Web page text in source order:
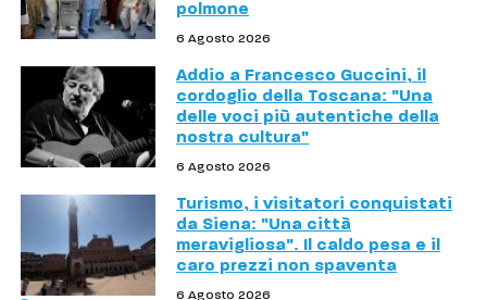
polmone
6 Agosto 2026
Addio a Francesco Guccini, il
cordoglio della Toscana: "Una
delle voci più autentiche della
nostra cultura"
6 Agosto 2026
Turismo, i visitatori conquistati
da Siena: "Una città
meravigliosa". Il caldo pesa e il
caro prezzi non spaventa
6 Agosto 2026